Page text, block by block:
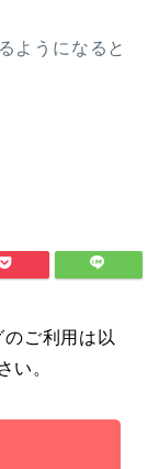
ようになると
ご利用は以
い。